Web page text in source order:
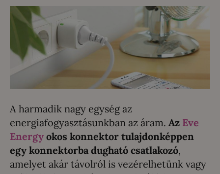
A harmadik nagy egység az
energiafogyasztásunkban az áram. Az Eve
Energy okos konnektor tulajdonképpen
egy konnektorba dugható csatlakozó,
amelyet akár távolról is vezérelhetünk vagy